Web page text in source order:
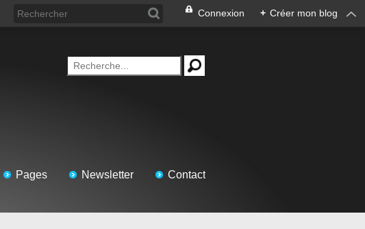
Connexion + Créer mon blog
Pages Newsletter Contact